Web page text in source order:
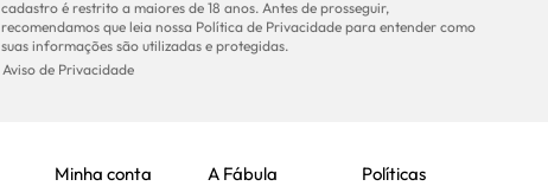
cadastro é restrito a maiores de 18 anos. Antes de prosseguir,
recomendamos que leia nossa Política de Privacidade para entender como
suas informações são utilizadas e protegidas.
Aviso de Privacidade
Minha conta A Fábula Políticas